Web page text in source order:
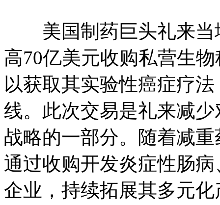
美国制药巨头礼来当
高70亿美元收购私营生物
以获取其实验性癌症疗
线。此次交易是礼来减
战略的一部分。随着减
通过收购开发炎症性肠
企业，持续拓展其多元